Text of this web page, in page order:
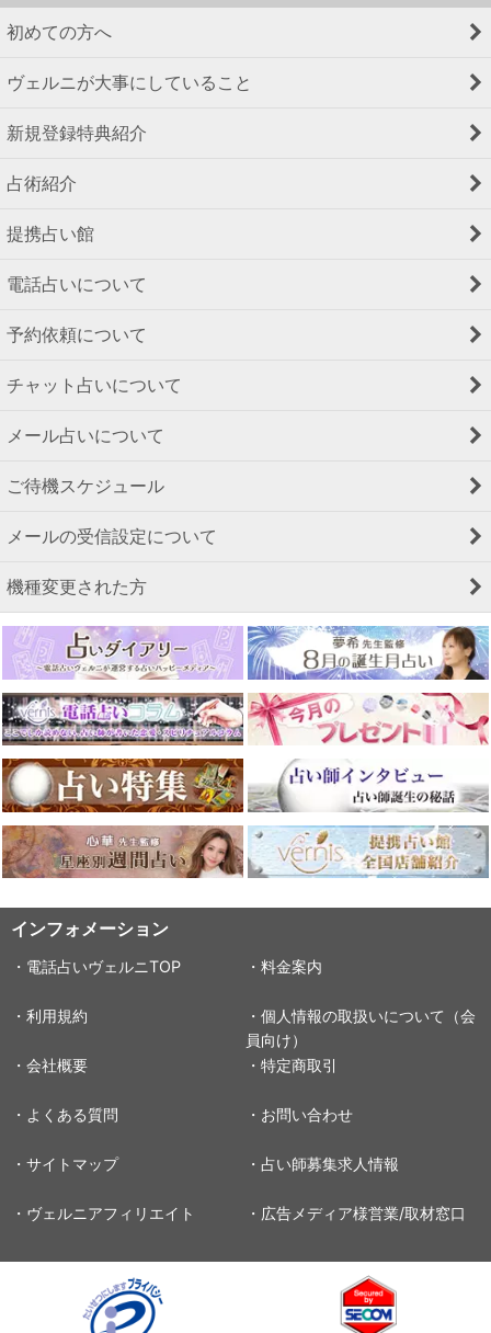
初めての方へ
ヴェルニが大事にしていること
新規登録特典紹介
占術紹介
提携占い館
電話占いについて
予約依頼について
チャット占いについて
メール占いについて
ご待機スケジュール
メールの受信設定について
機種変更された方
インフォメーション
・電話占いヴェルニTOP ・料金案内
・利用規約
・個人情報の取扱いについて（会
員向け）
・会社概要
・特定商取引
・よくある質問 ・お問い合わせ
・サイトマップ ・占い師募集求人情報
・ヴェルニアフィリエイト ・広告メディア様営業/取材窓口